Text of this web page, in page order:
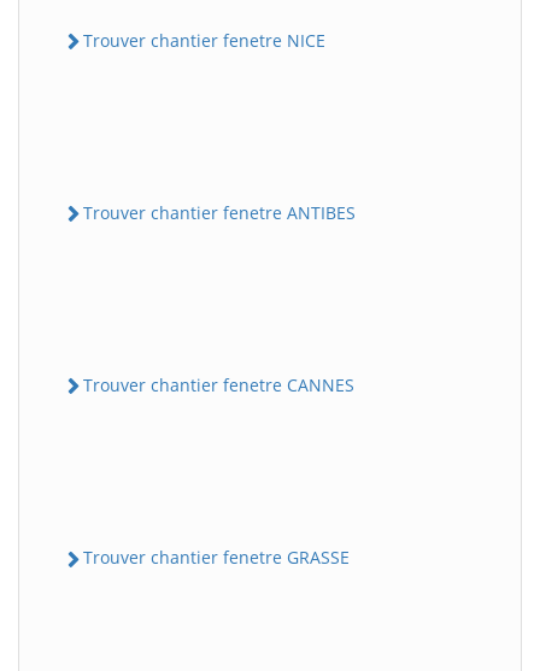
Trouver chantier fenetre NICE
Trouver chantier fenetre ANTIBES
Trouver chantier fenetre CANNES
Trouver chantier fenetre GRASSE